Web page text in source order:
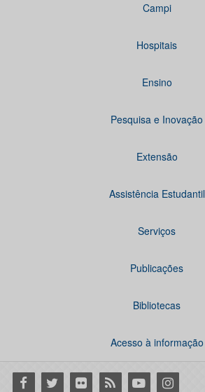
Campi
Hospitais
Ensino
Pesquisa e Inovação
Extensão
Assistência Estudantil
Serviços
Publicações
Bibliotecas
Acesso à informação
Facebook
Twitter Flickr RSS YoutubeInstagram